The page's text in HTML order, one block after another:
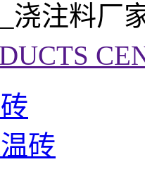
浇注料厂
砖